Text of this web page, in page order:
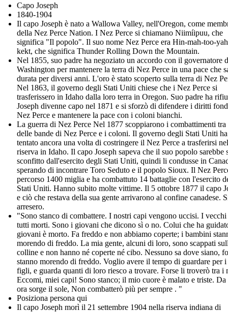
Capo Joseph
1840-1904
Il capo Joseph è nato a Wallowa Valley, nell'Oregon, come
della Nez Perce Nation. I Nez Perce si chiamano Niimíipuu, che
significa "Il popolo". Il suo nome Nez Perce era Hin-mah-too-
kekt, che significa Thunder Rolling Down the Mountain.
Nel 1855, suo padre ha negoziato un accordo con il governatore
Washington per mantenere la terra di Nez Perce in una pace che
durata per diversi anni. L'oro è stato scoperto sulla terra di Nez
Nel 1863, il governo degli Stati Uniti chiese che i Nez Perce si
trasferissero in Idaho dalla loro terra in Oregon. Suo padre ha
Joseph divenne capo nel 1871 e si sforzò di difendere i diritti
Nez Perce e mantenere la pace con i coloni bianchi.
La guerra di Nez Perce Nel 1877 scoppiarono i combattimenti tra
delle bande di Nez Perce e i coloni. Il governo degli Stati Uniti ha
tentato ancora una volta di costringere il Nez Perce a trasferirsi
riserva in Idaho. Il capo Joseph sapeva che il suo popolo sarebbe
sconfitto dall'esercito degli Stati Uniti, quindi li condusse in
sperando di incontrare Toro Seduto e il popolo Sioux. Il Nez
percorso 1400 miglia e ha combattuto 14 battaglie con l'esercito
Stati Uniti. Hanno subito molte vittime. Il 5 ottobre 1877 il capo
e ciò che restava della sua gente arrivarono al confine canadese.
arresero.
"Sono stanco di combattere. I nostri capi vengono uccisi. I vecchi
tutti morti. Sono i giovani che dicono sì o no. Colui che ha
giovani è morto. Fa freddo e non abbiamo coperte; i bambini
morendo di freddo. La mia gente, alcuni di loro, sono scappati
colline e non hanno né coperte né cibo. Nessuno sa dove siano,
stanno morendo di freddo. Voglio avere il tempo di guardare per
figli, e guarda quanti di loro riesco a trovare. Forse li troverò tra i
Eccomi, miei capi! Sono stanco; il mio cuore è malato e triste. Da
ora sorge il sole, Non combatterò più per sempre . "
Posiziona persona qui
Il capo Joseph morì il 21 settembre 1904 nella riserva indiana di